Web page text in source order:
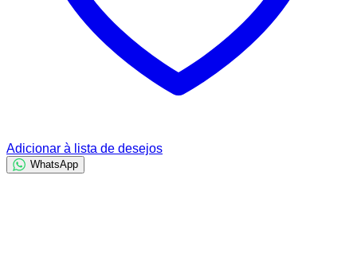
Adicionar à lista de desejos
WhatsApp